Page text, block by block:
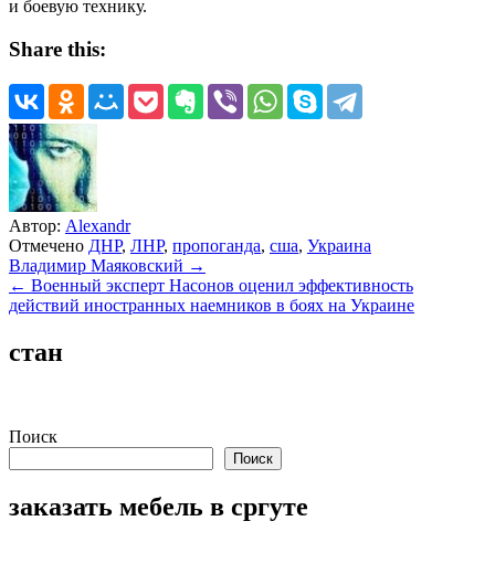
и боевую технику.
Share this:
Автор: Alexandr
Отмечено ДНР, ЛНР, пропоганда, сша, Украина
Навигация
по
Владимир Маяковский →
← Военный эксперт Насонов оценил эффективность
действий иностранных наемников в боях на Украине
стан
Поиск
Поиск
заказать мебель в сргуте